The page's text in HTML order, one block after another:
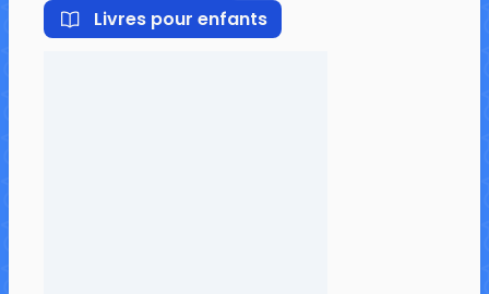
Livres pour enfants